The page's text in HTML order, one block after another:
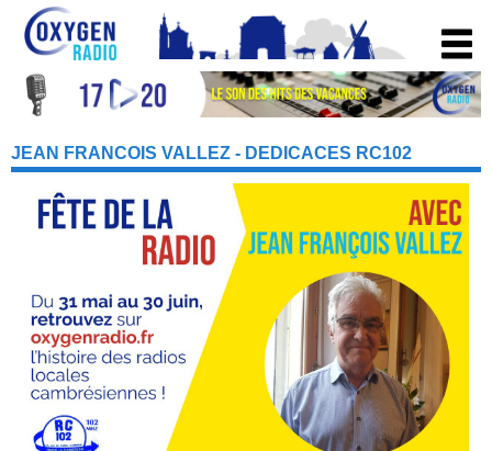
JEAN FRANCOIS VALLEZ - DEDICACES RC102